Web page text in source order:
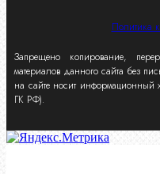
Политика
Запрещено копирование,
материалов данного сайта без
на сайте носит информационный
ГК РФ).